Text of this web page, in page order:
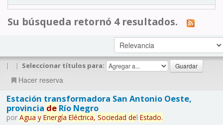
Su búsqueda retornó 4 resultados.
| | Seleccionar títulos para:
Hacer reserva
Estación transformadora San Antonio Oeste,
provincia deRío Negro
por Agua y Energía Eléctrica, Sociedad del Estado.